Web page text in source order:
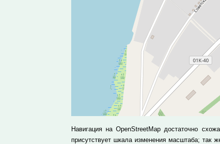
Навигация на OpenStreetMap достаточно
присутствует шкала изменения масштаба; так